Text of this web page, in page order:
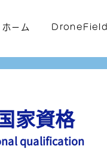
ホーム DroneField
qualification
家資格